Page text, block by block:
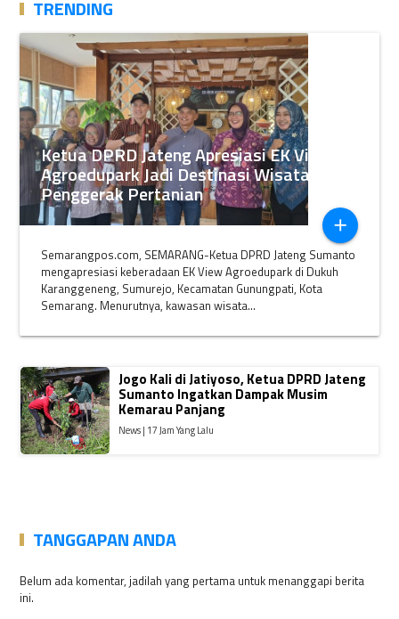
TRENDING
Ketua DPRD Jateng Apresiasi EK View
Agroedupark Jadi Destinasi Wisata
Penggerak Pertanian
add
Semarangpos.com, SEMARANG-Ketua DPRD Jateng Sumanto
mengapresiasi keberadaan EK View Agroedupark di Dukuh
Karanggeneng, Sumurejo, Kecamatan Gunungpati, Kota
Semarang. Menurutnya, kawasan wisata...
Jogo Kali di Jatiyoso, Ketua DPRD Jateng
Sumanto Ingatkan Dampak Musim
Kemarau Panjang
News | 17 Jam Yang Lalu
TANGGAPAN ANDA
Belum ada komentar, jadilah yang pertama untuk menanggapi berita
ini.